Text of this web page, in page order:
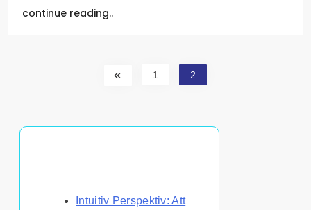
continue reading..
1 2
Intuitiv Perspektiv: Att